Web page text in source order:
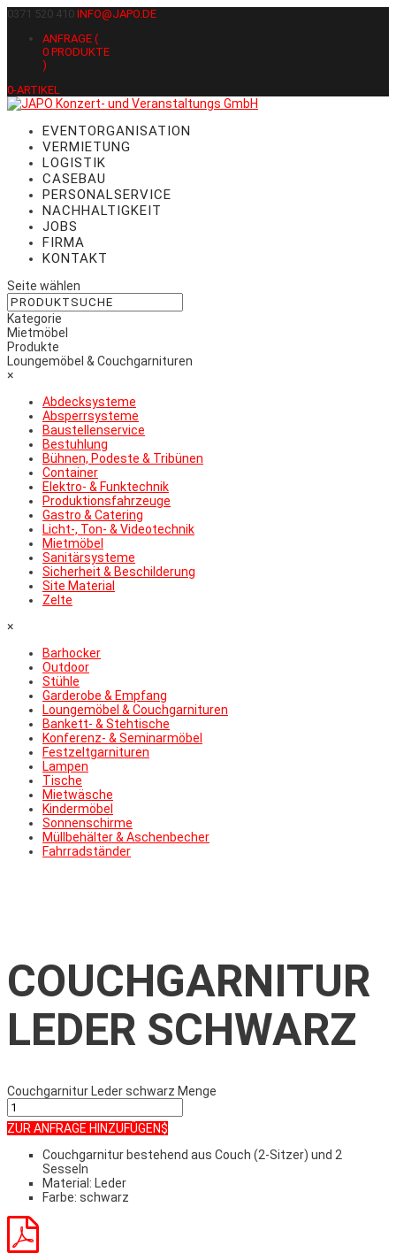
0371 520 410 INFO@JAPO.DE
ANFRAGE (
0 PRODUKTE
)
0-ARTIKEL
EVENTORGANISATION
VERMIETUNG
LOGISTIK
CASEBAU
PERSONALSERVICE
NACHHALTIGKEIT
JOBS
FIRMA
KONTAKT
Seite wählen
Kategorie
Mietmöbel
Produkte
Loungemöbel & Couchgarnituren
×
Abdecksysteme
Absperrsysteme
Baustellenservice
Bestuhlung
Bühnen, Podeste & Tribünen
Container
Elektro- & Funktechnik
Produktionsfahrzeuge
Gastro & Catering
Licht-, Ton- & Videotechnik
Mietmöbel
Sanitärsysteme
Sicherheit & Beschilderung
Site Material
Zelte
×
Barhocker
Outdoor
Stühle
Garderobe & Empfang
Loungemöbel & Couchgarnituren
Bankett- & Stehtische
Konferenz- & Seminarmöbel
Festzeltgarnituren
Lampen
Tische
Mietwäsche
Kindermöbel
Sonnenschirme
Müllbehälter & Aschenbecher
Fahrradständer
COUCHGARNITUR
LEDER SCHWARZ
Couchgarnitur Leder schwarz Menge
ZUR ANFRAGE HINZUFÜGEN
Couchgarnitur bestehend aus Couch (2-Sitzer) und 2
Sesseln
Material: Leder
Farbe: schwarz